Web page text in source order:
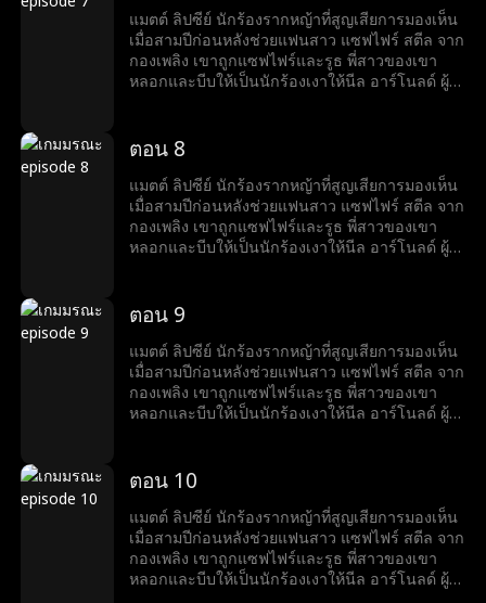
เป็นดาวดัง
แมตต์ ลิปซีย์ นักร้องรากหญ้าที่สูญเสียการมองเห็น
เมื่อสามปีก่อนหลังช่วยแฟนสาว แซฟไฟร์ สตีล จาก
กองเพลิง เขาถูกแซฟไฟร์และรูธ พี่สาวของเขา
หลอกและบีบให้เป็นนักร้องเงาให้นีล อาร์โนลด์ ผู้ที่
เกิดใหม่ เขาตั้งปณิธานว่าจะไม่ยอมถูกเอาเปรียบ
เป็นดาวดัง
ตอน 8
แมตต์ ลิปซีย์ นักร้องรากหญ้าที่สูญเสียการมองเห็น
เมื่อสามปีก่อนหลังช่วยแฟนสาว แซฟไฟร์ สตีล จาก
กองเพลิง เขาถูกแซฟไฟร์และรูธ พี่สาวของเขา
หลอกและบีบให้เป็นนักร้องเงาให้นีล อาร์โนลด์ ผู้ที่
เกิดใหม่ เขาตั้งปณิธานว่าจะไม่ยอมถูกเอาเปรียบ
เป็นดาวดัง
ตอน 9
แมตต์ ลิปซีย์ นักร้องรากหญ้าที่สูญเสียการมองเห็น
เมื่อสามปีก่อนหลังช่วยแฟนสาว แซฟไฟร์ สตีล จาก
กองเพลิง เขาถูกแซฟไฟร์และรูธ พี่สาวของเขา
หลอกและบีบให้เป็นนักร้องเงาให้นีล อาร์โนลด์ ผู้ที่
เกิดใหม่ เขาตั้งปณิธานว่าจะไม่ยอมถูกเอาเปรียบ
เป็นดาวดัง
ตอน 10
แมตต์ ลิปซีย์ นักร้องรากหญ้าที่สูญเสียการมองเห็น
เมื่อสามปีก่อนหลังช่วยแฟนสาว แซฟไฟร์ สตีล จาก
กองเพลิง เขาถูกแซฟไฟร์และรูธ พี่สาวของเขา
หลอกและบีบให้เป็นนักร้องเงาให้นีล อาร์โนลด์ ผู้ที่